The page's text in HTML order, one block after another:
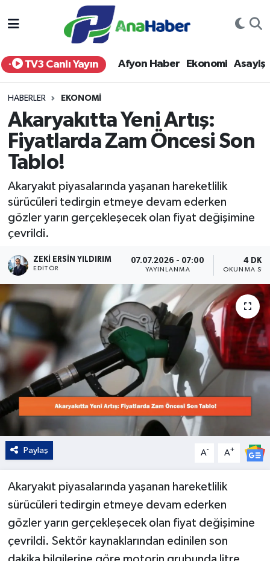
TV3 Canlı Yayın Afyon Haber Ekonomi Asayiş
HABERLER EKONOMI
Akaryakıtta Yeni Artış:
Fiyatlarda Zam Öncesi Son
Tablo!
Akaryakıt piyasalarında yaşanan hareketlilik
sürücüleri tedirgin etmeye devam ederken
gözler yarın gerçekleşecek olan fiyat değişimine
çevrildi.
ZEKI ERSIN YILDIRIM
EDITÖR
07.07.2026 - 07:00
YAYINLANMA
4 DK
OKUNMA
Paylaş A- A+
Akaryakıt piyasalarında yaşanan hareketlilik
sürücüleri tedirgin etmeye devam ederken
gözler yarın gerçekleşecek olan fiyat değişimine
çevrildi. Sektör kaynaklarından edinilen son
Yurt Haber
Afyon Haber
Siyaset
Spor
Eğitim
Sağlık
Teknoloji
Kültür - Sanat
Yaşam
Afyonkarahisar Nöbetçi Eczaneler
Afyonkarahisar Hava Durumu
Afyonkarahisar Trafik Yoğunluk Haritası
Süper Lig Puan Durumu ve Fikstür
Tüm Manşetler
Son Dakika Haberleri
Haber Arşivi